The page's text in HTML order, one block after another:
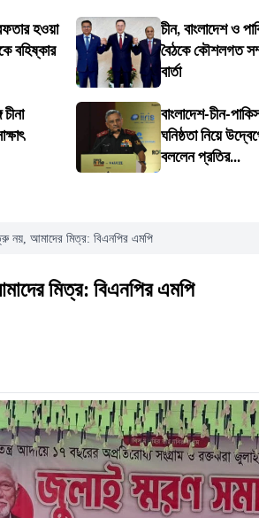
হওয়া
বহিষ্কার
চীন, বাংলাদেশ ও
বৈঠকে কৌশলগত
বার্তা
বাংলাদেশ-চীন-
ঘনিষ্ঠতা নিয়ে
বললেন প্রতির...
নয়, আমাদের মিত্র: বিএনপির এমপি
মিত্র: বিএনপির এমপি